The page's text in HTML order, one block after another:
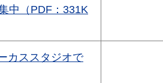
中（PDF：331K
カススタジオで